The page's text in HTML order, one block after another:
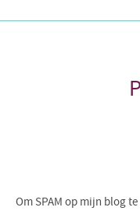
Om SPAM op mijn blog